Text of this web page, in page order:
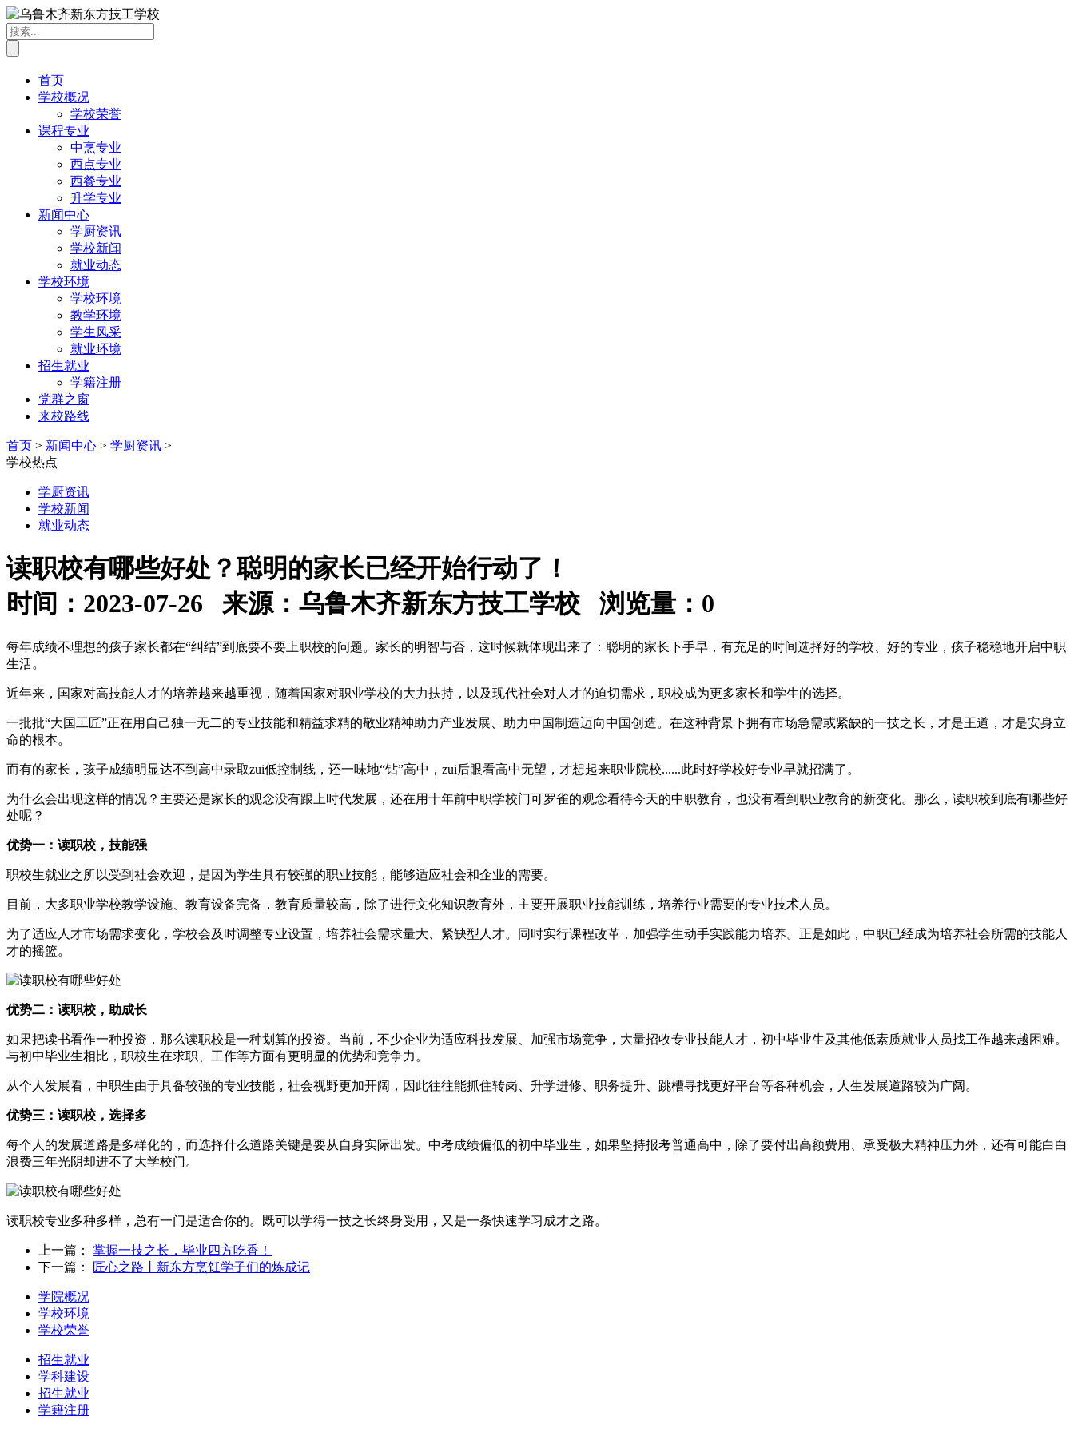
首页
学校概况
学校荣誉
课程专业
中烹专业
西点专业
西餐专业
升学专业
新闻中心
学厨资讯
学校新闻
就业动态
学校环境
学校环境
教学环境
学生风采
就业环境
招生就业
学籍注册
党群之窗
来校路线
首页 > 新闻中心 > 学厨资讯 >
学校热点
学厨资讯
学校新闻
就业动态
读职校有哪些好处？聪明的家长已经开始行动了！
时间：2023-07-26 来源：乌鲁木齐新东方技工学校 浏览量： 0
每年成绩不理想的孩子家长都在“纠结”到底要不要上职校的问题。家长的明智与否，这时候就体现出来了：聪明的家长下手早，有充足的时间选择好的学校、好的专业，孩子稳稳地开启中职
生活。
近年来，国家对高技能人才的培养越来越重视，随着国家对职业学校的大力扶持，以及现代社会对人才的迫切需求，职校成为更多家长和学生的选择。
一批批“大国工匠”正在用自己独一无二的专业技能和精益求精的敬业精神助力产业发展、助力中国制造迈向中国创造。在这种背景下拥有市场急需或紧缺的一技之长，才是王道，才是安身立
命的根本。
而有的家长，孩子成绩明显达不到高中录取zui低控制线，还一味地“钻”高中，zui后眼看高中无望，才想起来职业院校......此时好学校好专业早就招满了。
为什么会出现这样的情况？主要还是家长的观念没有跟上时代发展，还在用十年前中职学校门可罗雀的观念看待今天的中职教育，也没有看到职业教育的新变化。那么，读职校到底有哪些好
处呢？
优势一：读职校，技能强
职校生就业之所以受到社会欢迎，是因为学生具有较强的职业技能，能够适应社会和企业的需要。
目前，大多职业学校教学设施、教育设备完备，教育质量较高，除了进行文化知识教育外，主要开展职业技能训练，培养行业需要的专业技术人员。
为了适应人才市场需求变化，学校会及时调整专业设置，培养社会需求量大、紧缺型人才。同时实行课程改革，加强学生动手实践能力培养。正是如此，中职已经成为培养社会所需的技能人
才的摇篮。
优势二：读职校，助成长
如果把读书看作一种投资，那么读职校是一种划算的投资。当前，不少企业为适应科技发展、加强市场竞争，大量招收专业技能人才，初中毕业生及其他低素质就业人员找工作越来越困难。
与初中毕业生相比，职校生在求职、工作等方面有更明显的优势和竞争力。
从个人发展看，中职生由于具备较强的专业技能，社会视野更加开阔，因此往往能抓住转岗、升学进修、职务提升、跳槽寻找更好平台等各种机会，人生发展道路较为广阔。
优势三：读职校，选择多
每个人的发展道路是多样化的，而选择什么道路关键是要从自身实际出发。中考成绩偏低的初中毕业生，如果坚持报考普通高中，除了要付出高额费用、承受极大精神压力外，还有可能白白
浪费三年光阴却进不了大学校门。
读职校专业多种多样，总有一门是适合你的。既可以学得一技之长终身受用，又是一条快速学习成才之路。
上一篇： 掌握一技之长，毕业四方吃香！
下一篇：
匠心之路丨新东方烹饪学子们的炼成记
学院概况
学校环境
学校荣誉
招生就业
学科建设
招生就业
学籍注册